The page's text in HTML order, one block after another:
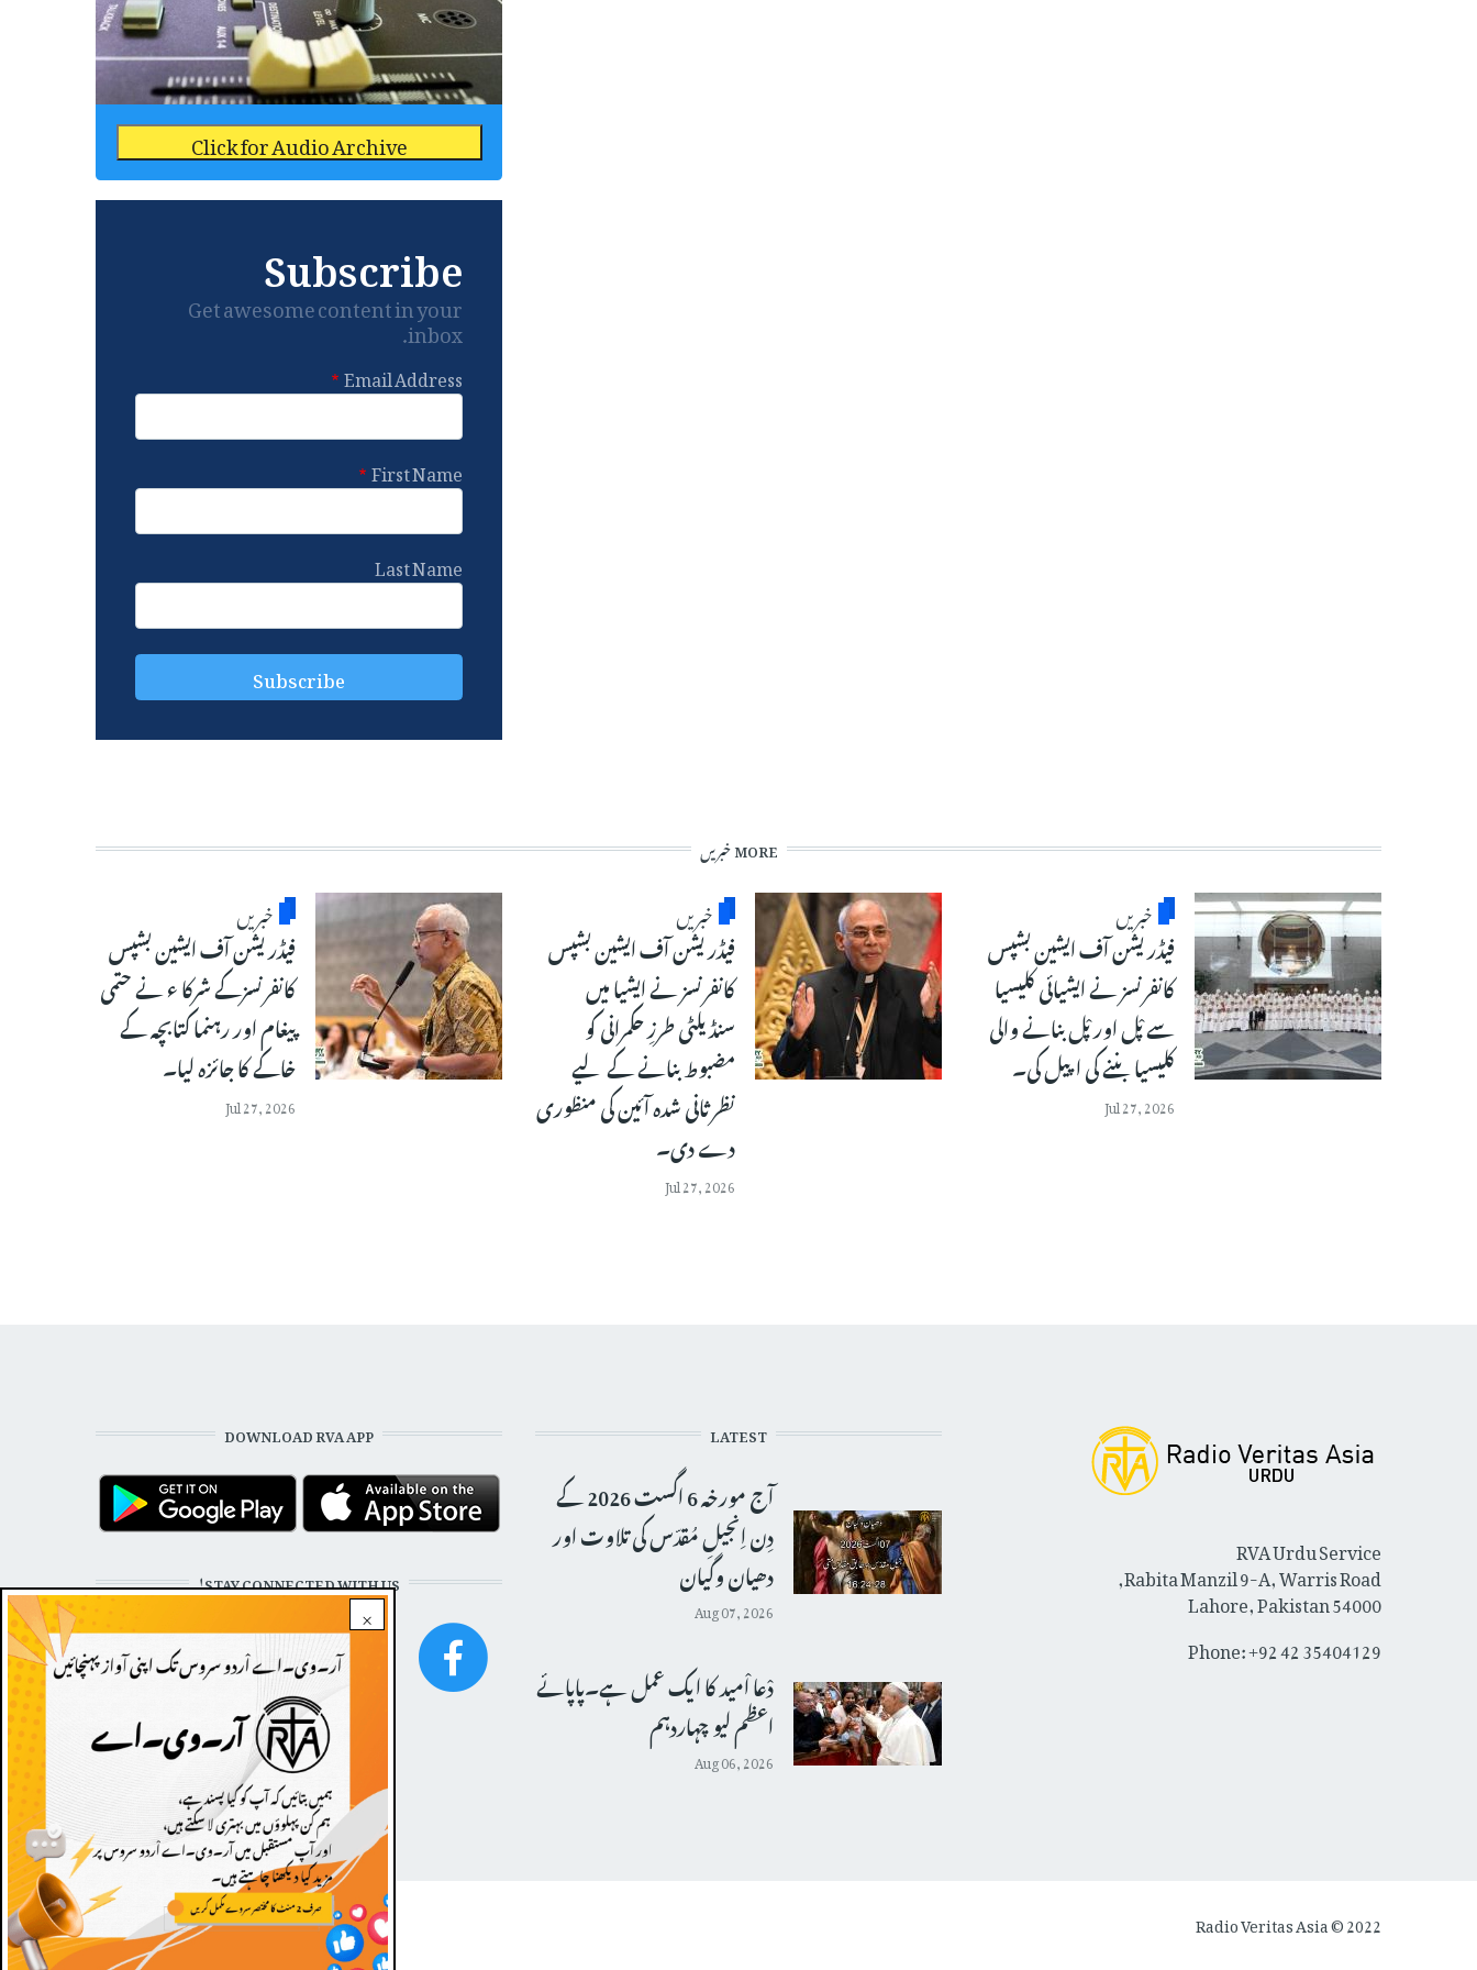
Click for Audio Archive
Subscribe
Get awesome content in your
inbox.
Email Address
First Name
Last Name
MORE خبریں
خبریں
فیڈریشن آف ایشین بشپس
کانفرنسز نے ایشیائی کلیسیا
سے پْل اور پْل بنانے والی
کلیسیا بننے کی اپیل کی۔
Jul 27, 2026
خبریں
فیڈریشن آف ایشین بشپس
کانفرنسز نے ایشیا میں
سنڈیلٹی طرزِ حکمرانی کو
مضبوط بنانے کے لیے
نظرثانی شدہ آئین کی منظوری
دے دی۔
Jul 27, 2026
خبریں
فیڈریشن آف ایشین بشپس
کانفرنسزکے شرکا ء نے حتمی
پیغام اور رہنما کتابچہ کے
خاکے کا جائزہ لیا۔
Jul 27, 2026
×
RVA Urdu Service
Rabita Manzil 9-A, Warris Road,
Lahore, Pakistan 54000
Phone: +92 42 35404129
LATEST
آج مورخہ 6 اگست 2026 کے
دِن اِنجیلِ مُقدّس کی تلاوت اور
دھیان وگیان
Aug 07, 2026
دْعا اْمید کا ایک عمل ہے۔پاپائے
اعظم لیو چہاردہم
Aug 06, 2026
DOWNLOAD RVA APP
STAY CONNECTED WITH US!
Radio Veritas Asia © 2022
FOOTER
Contact
|
Dark theme